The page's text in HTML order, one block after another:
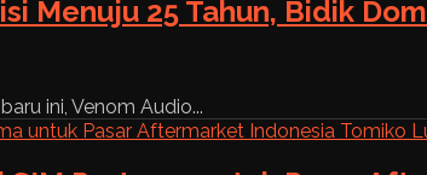
Menuju 25 Tahun, Bidik
ini, Venom Audio...